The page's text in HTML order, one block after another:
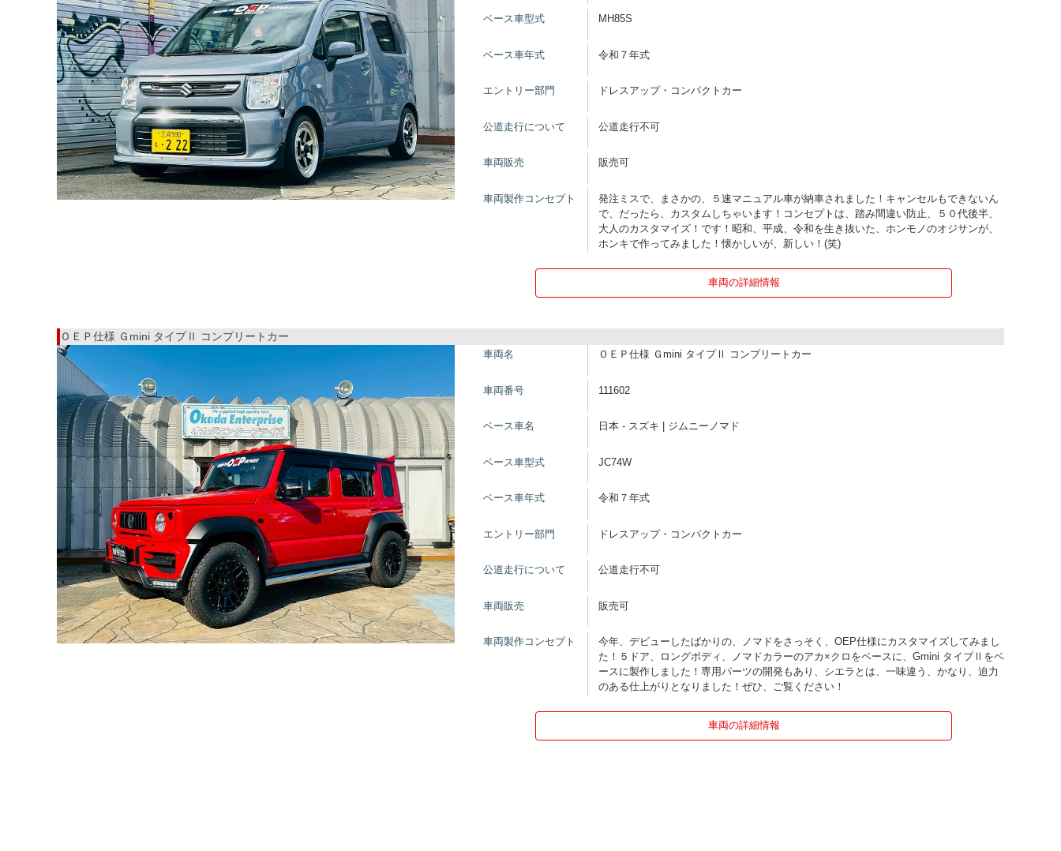
ベース車型式 MH85S
ベース車年式 令和７年式
エントリー部門 ドレスアップ・コンパクトカー
公道走行について 公道走行不可
車両販売 販売可
車両製作コンセプト
発注ミスで、まさかの、５速マニュアル車が納車されました！キャンセルもできないん
で、だったら、カスタムしちゃいます！コンセプトは、踏み間違い防止、５０代後半、
大人のカスタマイズ！です！昭和、平成、令和を生き抜いた、ホンモノのオジサンが、
ホンキで作ってみました！懐かしいが、新しい！(笑)
車両の詳細情報
ＯＥＰ仕様 Ｇmini タイプⅡ コンプリートカー
車両名 ＯＥＰ仕様 Ｇmini タイプⅡ コンプリートカー
車両番号 111602
ベース車名 日本 - スズキ | ジムニーノマド
ベース車型式 JC74W
ベース車年式 令和７年式
エントリー部門 ドレスアップ・コンパクトカー
公道走行について 公道走行不可
車両販売 販売可
車両製作コンセプト
今年、デビューしたばかりの、ノマドをさっそく、OEP仕様にカスタマイズしてみまし
た！５ドア、ロングボディ、ノマドカラーのアカ×クロをベースに、Gmini タイプⅡをベ
ースに製作しました！専用パーツの開発もあり、シエラとは、一味違う、かなり、迫力
のある仕上がりとなりました！ぜひ、ご覧ください！
車両の詳細情報